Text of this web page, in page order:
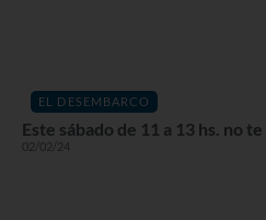
EL DESEMBARCO
Este sábado de 11 a 13 hs. no
02/02/24